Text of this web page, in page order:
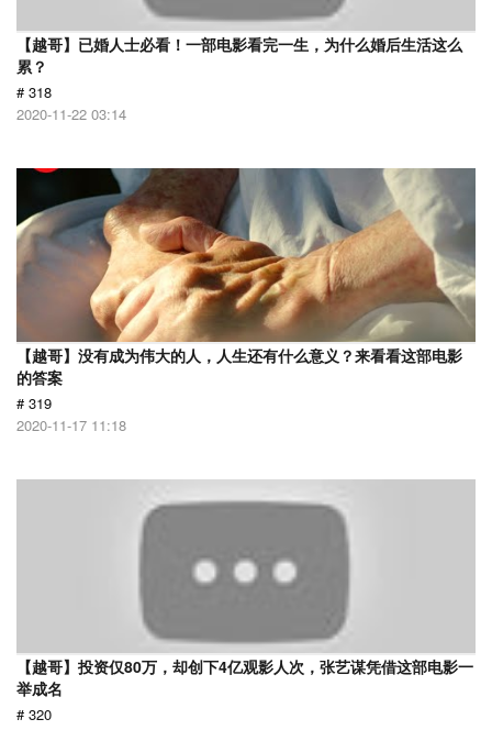
【越哥】已婚人士必看！一部电影看完一生，为什么婚后生活这么
累？
# 318
2020-11-22 03:14
【越哥】没有成为伟大的人，人生还有什么意义？来看看这部电影
的答案
# 319
2020-11-17 11:18
【越哥】投资仅80万，却创下4亿观影人次，张艺谋凭借这部电影一
举成名
# 320